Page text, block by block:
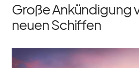
Große Ankündigung
neuen Schiffen